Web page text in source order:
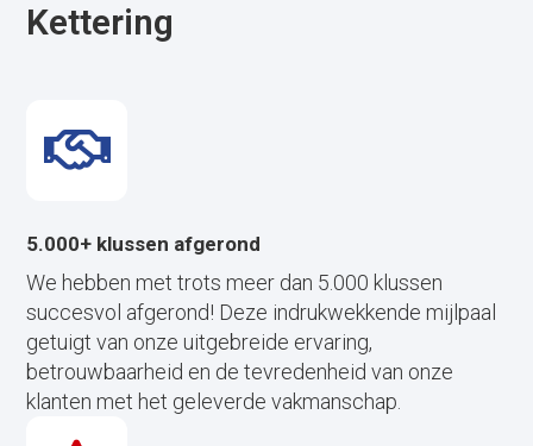
Kettering
5.000+ klussen afgerond
We hebben met trots meer dan 5.000 klussen
succesvol afgerond! Deze indrukwekkende mijlpaal
getuigt van onze uitgebreide ervaring,
betrouwbaarheid en de tevredenheid van onze
klanten met het geleverde vakmanschap.